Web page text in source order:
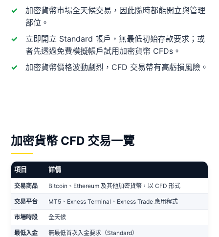
加密貨幣市場全天候交易，因此隨時都能開立與管理
部位。
立即開立 Standard 帳戶，無最低初始存款要求；或
者先透過免費模擬帳戶試用加密貨幣 CFDs。
加密貨幣價格波動劇烈，CFD 交易帶有高虧損風險。
加密貨幣 CFD 交易一覽
項目 詳情
交易商品 Bitcoin、Ethereum 及其他加密貨幣，以 CFD 形式
交易平台 MT5、Exness Terminal、Exness Trade 應用程式
市場時段 全天候
最低入金 無最低首次入金要求（Standard）